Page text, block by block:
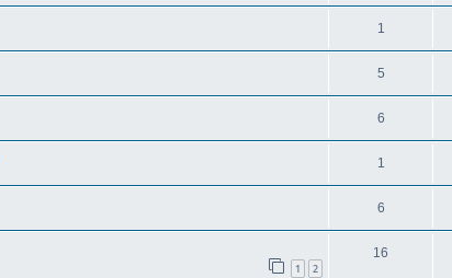
1
5
6
1
6
1 2
16